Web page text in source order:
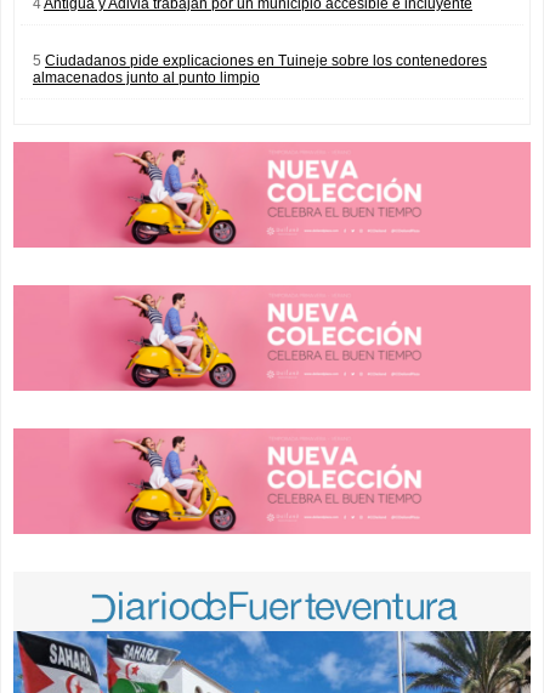
5 Ciudadanos pide explicaciones en Tuineje sobre los contenedores
almacenados junto al punto limpio